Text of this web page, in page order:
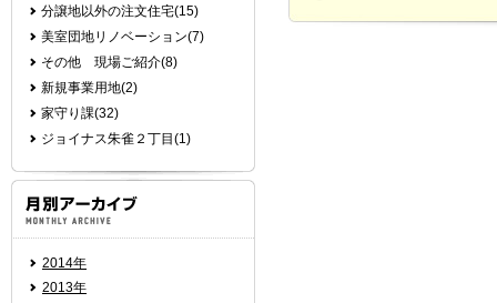
分譲地以外の注文住宅(15)
美室団地リノベーション(7)
その他 現場ご紹介(8)
新規事業用地(2)
家守り課(32)
ジョイナス朱雀２丁目(1)
2014年
2013年